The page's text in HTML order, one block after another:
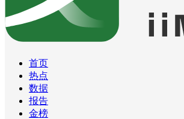
首页
热点
数据
报告
金榜